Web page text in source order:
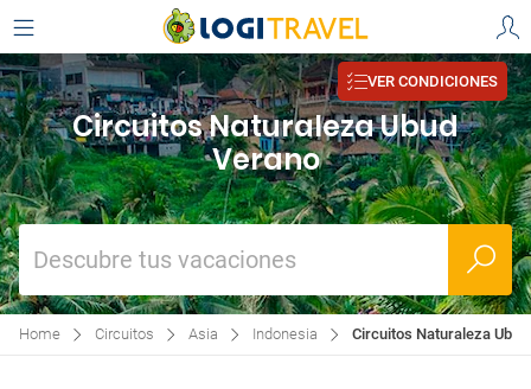
VER CONDICIONES
Circuitos Naturaleza Ubud
Verano
Descubre tus vacaciones
Home Circuitos Asia Indonesia Circuitos Naturaleza